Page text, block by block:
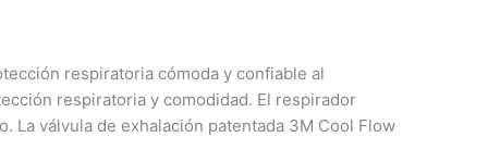
respiratoria cómoda y confiable al
respiratoria y comodidad. El respirador
La válvula de exhalación patentada 3M Cool Flow